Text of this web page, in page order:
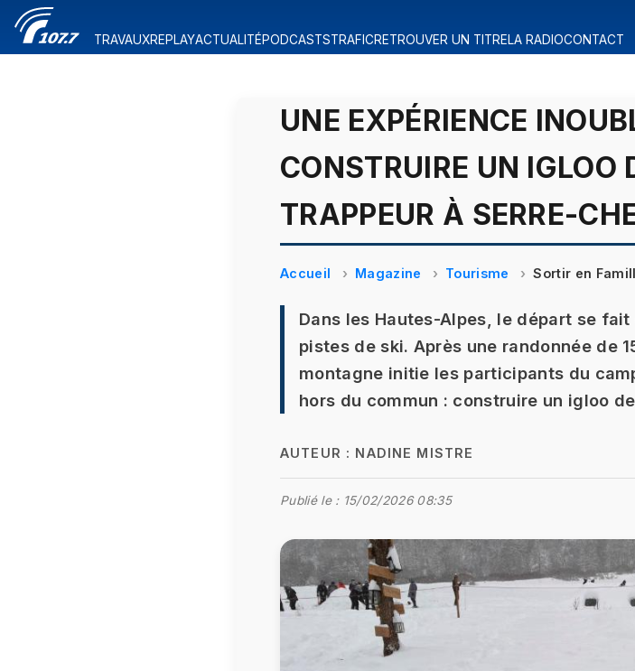
TRAVAUXREPLAYACTUALITÉPODCASTSTRAFICRETROUVER UN TITRELA RADIOCONTACT
UNE EXPÉRIENCE
CONSTRUIRE UN IGLOO
TRAPPEUR À SERRE-
Accueil Magazine Tourisme Sortir en
Dans les Hautes-Alpes, le départ se
pistes de ski. Après une randonnée de
montagne initie les participants du
hors du commun : construire un igloo
AUTEUR : NADINE MISTRE
Publié le : 15/02/2026 08:35